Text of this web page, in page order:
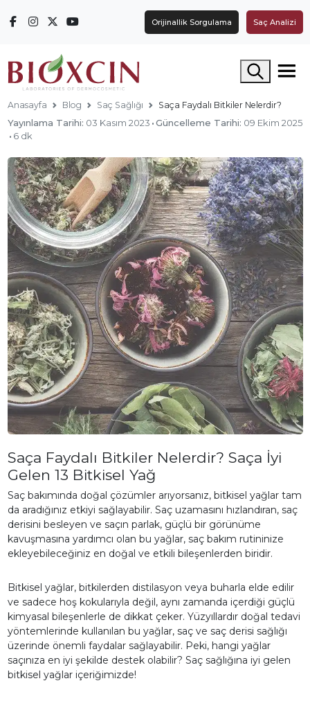
Orijinallik Sorgulama Saç Analizi
Arama yap
Anasayfa Blog Saç Sağlığı Saça Faydalı Bitkiler Nelerdir?
Yayınlama Tarihi: 03 Kasım 2023 ·Güncelleme Tarihi: 09 Ekim 2025
· 6 dk
Saça Faydalı Bitkiler Nelerdir? Saça İyi
Gelen 13 Bitkisel Yağ
Saç bakımında doğal çözümler arıyorsanız, bitkisel yağlar tam
da aradığınız etkiyi sağlayabilir. Saç uzamasını hızlandıran, saç
derisini besleyen ve saçın parlak, güçlü bir görünüme
kavuşmasına yardımcı olan bu yağlar, saç bakım rutininize
ekleyebileceğiniz en doğal ve etkili bileşenlerden biridir.
Bitkisel yağlar, bitkilerden distilasyon veya buharla elde edilir
ve sadece hoş kokularıyla değil, aynı zamanda içerdiği güçlü
kimyasal bileşenlerle de dikkat çeker. Yüzyıllardır doğal tedavi
yöntemlerinde kullanılan bu yağlar, saç ve saç derisi sağlığı
üzerinde önemli faydalar sağlayabilir. Peki, hangi yağlar
saçınıza en iyi şekilde destek olabilir? Saç sağlığına iyi gelen
bitkisel yağlar içeriğimizde!